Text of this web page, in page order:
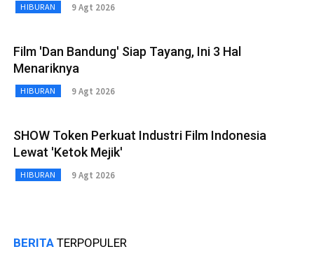
HIBURAN 9 Agt 2026
Film 'Dan Bandung' Siap Tayang, Ini 3 Hal
Menariknya
HIBURAN 9 Agt 2026
SHOW Token Perkuat Industri Film Indonesia
Lewat 'Ketok Mejik'
HIBURAN 9 Agt 2026
BERITA TERPOPULER